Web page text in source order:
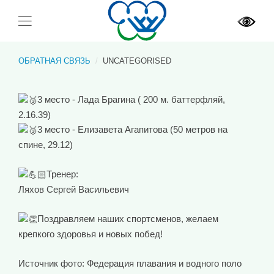
ОБРАТНАЯ СВЯЗЬ UNCATEGORISED
3 место - Лада Брагина ( 200 м. баттерфляй,
2.16.39)
3 место - Елизавета Агапитова (50 метров на
спине, 29.12)
Тренер:
Ляхов Сергей Васильевич
Поздравляем наших спортсменов, желаем
крепкого здоровья и новых побед!
Источник фото: Федерация плавания и водного поло